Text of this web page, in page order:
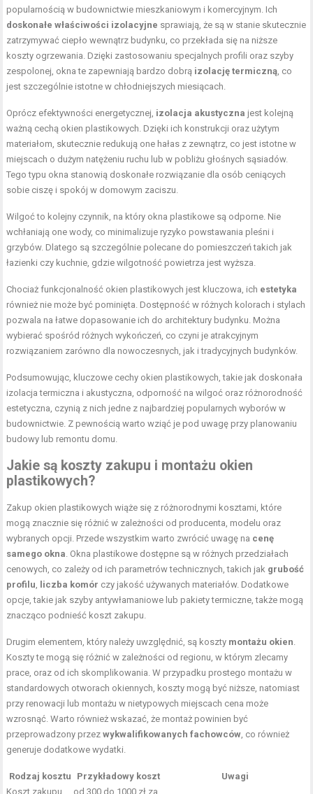
popularnością w budownictwie mieszkaniowym i komercyjnym. Ich
doskonałe właściwości izolacyjne sprawiają, że są w stanie skutecznie
zatrzymywać ciepło wewnątrz budynku, co przekłada się na niższe
koszty ogrzewania. Dzięki zastosowaniu specjalnych profili oraz szyby
zespolonej, okna te zapewniają bardzo dobrą izolację termiczną , co
jest szczególnie istotne w chłodniejszych miesiącach.
Oprócz efektywności energetycznej, izolacja akustyczna jest kolejną
ważną cechą okien plastikowych. Dzięki ich konstrukcji oraz użytym
materiałom, skutecznie redukują one hałas z zewnątrz, co jest istotne w
miejscach o dużym natężeniu ruchu lub w pobliżu głośnych sąsiadów.
Tego typu okna stanowią doskonałe rozwiązanie dla osób ceniących
sobie ciszę i spokój w domowym zaciszu.
Wilgoć to kolejny czynnik, na który okna plastikowe są odporne. Nie
wchłaniają one wody, co minimalizuje ryzyko powstawania pleśni i
grzybów. Dlatego są szczególnie polecane do pomieszczeń takich jak
łazienki czy kuchnie, gdzie wilgotność powietrza jest wyższa.
Chociaż funkcjonalność okien plastikowych jest kluczowa, ich estetyka
również nie może być pominięta. Dostępność w różnych kolorach i stylach
pozwala na łatwe dopasowanie ich do architektury budynku. Można
wybierać spośród różnych wykończeń, co czyni je atrakcyjnym
rozwiązaniem zarówno dla nowoczesnych, jak i tradycyjnych budynków.
Podsumowując, kluczowe cechy okien plastikowych, takie jak doskonała
izolacja termiczna i akustyczna, odporność na wilgoć oraz różnorodność
estetyczna, czynią z nich jedne z najbardziej popularnych wyborów w
budownictwie. Z pewnością warto wziąć je pod uwagę przy planowaniu
budowy lub remontu domu.
Jakie są koszty zakupu i montażu okien
plastikowych?
Zakup okien plastikowych wiąże się z różnorodnymi kosztami, które
mogą znacznie się różnić w zależności od producenta, modelu oraz
wybranych opcji. Przede wszystkim warto zwrócić uwagę na cenę
samego okna . Okna plastikowe dostępne są w różnych przedziałach
cenowych, co zależy od ich parametrów technicznych, takich jak grubość
profilu
liczba komór czy jakość używanych materiałów. Dodatkowe
opcje, takie jak szyby antywłamaniowe lub pakiety termiczne, także mogą
znacząco podnieść koszt zakupu.
Drugim elementem, który należy uwzględnić, są koszty montażu okien
Koszty te mogą się różnić w zależności od regionu, w którym zlecamy
prace, oraz od ich skomplikowania. W przypadku prostego montażu w
standardowych otworach okiennych, koszty mogą być niższe, natomiast
przy renowacji lub montażu w nietypowych miejscach cena może
wzrosnąć. Warto również wskazać, że montaż powinien być
przeprowadzony przezwykwalifikowanych fachowców , co również
generuje dodatkowe wydatki.
Rodzaj kosztu Przykładowy koszt
Uwagi
Koszt zakupu
od 300 do 1000 zł za